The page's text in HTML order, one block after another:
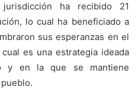
ha recibido 21
lo cual ha beneficiado a
sus esperanzas en el
es una estrategia ideada
y en la que se mantiene